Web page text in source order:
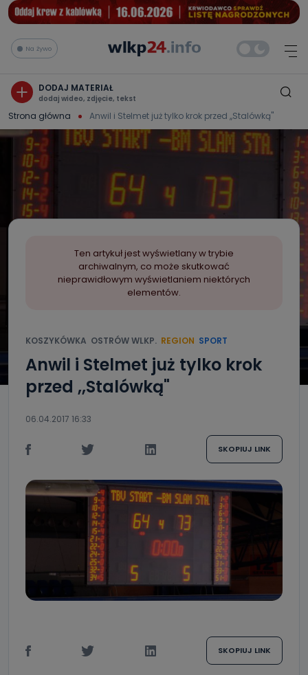
Na żywo
DODAJ MATERIAŁ
dodaj wideo, zdjęcie, tekst
Strona główna Anwil i Stelmet już tylko krok przed ,,Stalówką"
Ten artykuł jest wyświetlany w trybie
archiwalnym, co może skutkować
nieprawidłowym wyświetlaniem niektórych
elementów.
KOSZYKÓWKA OSTRÓW WLKP. REGION SPORT
Anwil i Stelmet już tylko krok
przed ,,Stalówką"
06.04.2017 16:33
SKOPIUJ LINK
SKOPIUJ LINK